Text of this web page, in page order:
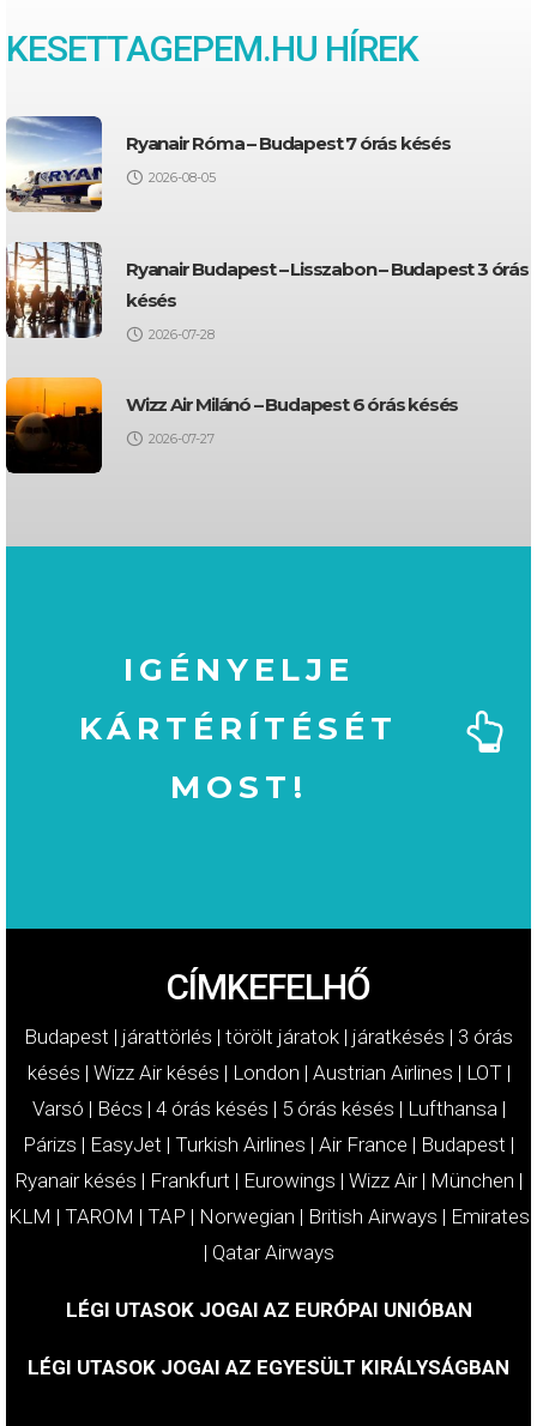
KESETTAGEPEM.HU HÍREK
Ryanair Róma – Budapest 7 órás késés
2026-08-05
Ryanair Budapest – Lisszabon – Budapest 3 órás
késés
2026-07-28
Wizz Air Milánó – Budapest 6 órás késés
2026-07-27
IGÉNYELJE
KÁRTÉRÍTÉSÉT
MOST!
CÍMKEFELHŐ
Budapest | járattörlés | törölt járatok | járatkésés | 3 órás
késés | Wizz Air késés | London | Austrian Airlines | LOT|
Varsó | Bécs | 4 órás késés | 5 órás késés | Lufthansa |
Párizs | EasyJet | Turkish Airlines | Air France | Budapest |
Ryanair késés | Frankfurt | Eurowings | Wizz Air| München |
KLM | TAROM | TAP | Norwegian | British Airways | Emirates
| Qatar Airways
LÉGI UTASOK JOGAI AZ EURÓPAI UNIÓBAN
LÉGI UTASOK JOGAI AZ EGYESÜLT KIRÁLYSÁGBAN